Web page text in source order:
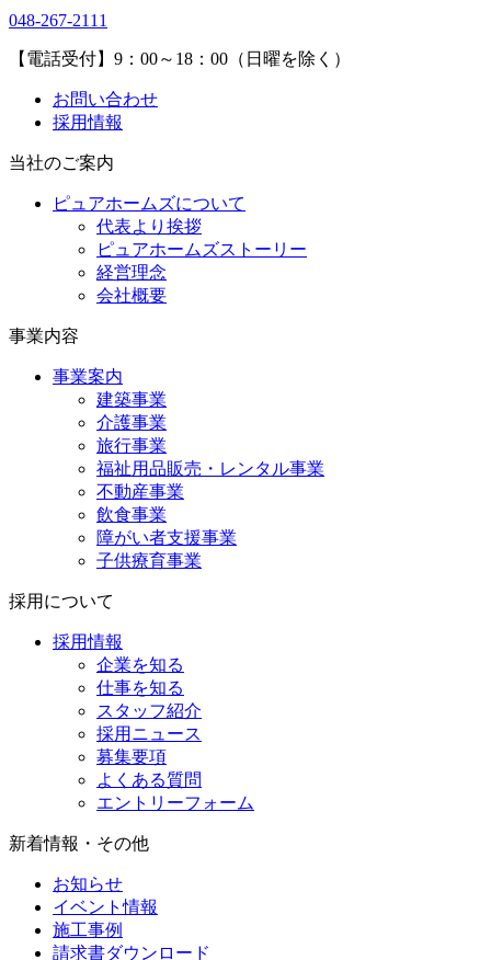
048-267-2111
【電話受付】9：00～18：00（日曜を除く）
お問い合わせ
採用情報
当社のご案内
ピュアホームズについて
代表より挨拶
ピュアホームズストーリー
経営理念
会社概要
事業内容
事業案内
建築事業
介護事業
旅行事業
福祉用品販売・レンタル事業
不動産事業
飲食事業
障がい者支援事業
子供療育事業
採用について
採用情報
企業を知る
仕事を知る
スタッフ紹介
採用ニュース
募集要項
よくある質問
エントリーフォーム
新着情報・その他
お知らせ
イベント情報
施工事例
請求書ダウンロード